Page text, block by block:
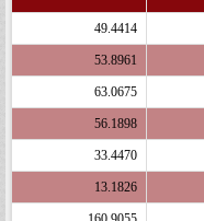
49.4414
53.8961
63.0675
56.1898
33.4470
13.1826